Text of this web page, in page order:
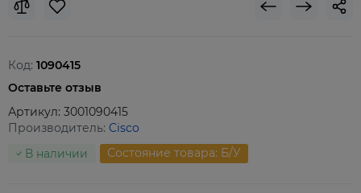
Код: 1090415
Оставьте отзыв
Артикул: 3001090415
Производитель: Cisco
В наличии
Состояние товара: Б/У